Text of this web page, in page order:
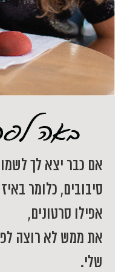
אם כבר יצא לך
סיבובים, כלומר
אפילו סרטונים,
את ממש לא רוצה
שלי.